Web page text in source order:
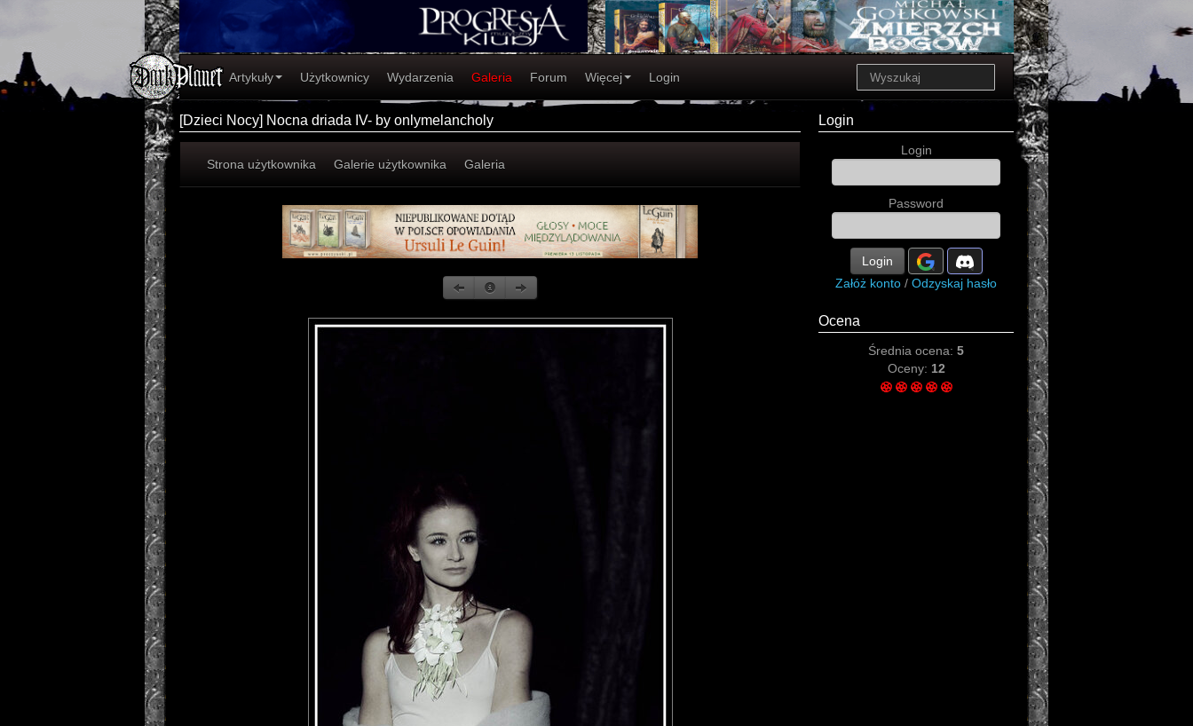
Artykuły Użytkownicy Wydarzenia Galeria Forum Więcej Login
[Dzieci Nocy] Nocna driada IV- by onlymelancholy
Strona użytkownika Galerie użytkownika Galeria
Login
Login
Password
Login
Załóż konto / Odzyskaj hasło
Ocena
Średnia ocena: 5
Oceny: 12